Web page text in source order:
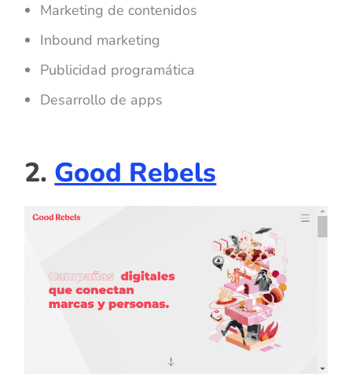
Marketing de contenidos
Inbound marketing
Publicidad programática
Desarrollo de apps
2. Good Rebels